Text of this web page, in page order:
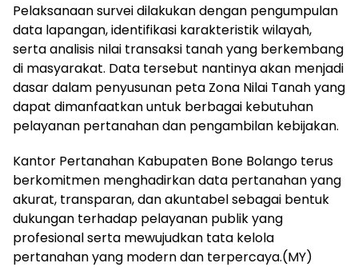
Pelaksanaan survei dilakukan dengan pengumpulan
data lapangan, identifikasi karakteristik wilayah,
serta analisis nilai transaksi tanah yang berkembang
di masyarakat. Data tersebut nantinya akan menjadi
dasar dalam penyusunan peta Zona Nilai Tanah yang
dapat dimanfaatkan untuk berbagai kebutuhan
pelayanan pertanahan dan pengambilan kebijakan.
Kantor Pertanahan Kabupaten Bone Bolango terus
berkomitmen menghadirkan data pertanahan yang
akurat, transparan, dan akuntabel sebagai bentuk
dukungan terhadap pelayanan publik yang
profesional serta mewujudkan tata kelola
pertanahan yang modern dan terpercaya.(MY)